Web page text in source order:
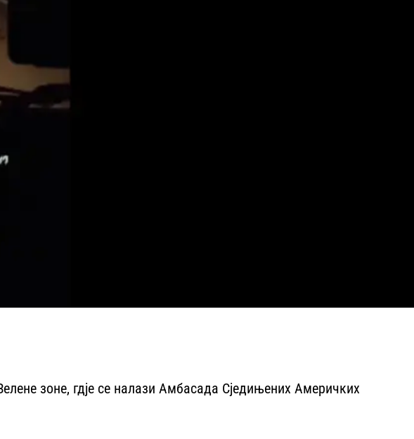
зоне, гдје се налази Амбасада Сједињених Америчких